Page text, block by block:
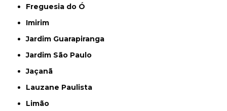
Freguesia do Ó
Imirim
Jardim Guarapiranga
Jardim São Paulo
Jaçanã
Lauzane Paulista
Limão